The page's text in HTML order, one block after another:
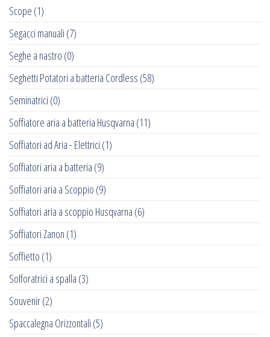
Scope (1)
Segacci manuali (7)
Seghe a nastro (0)
Seghetti Potatori a batteria Cordless (58)
Seminatrici (0)
Soffiatore aria a batteria Husqvarna (11)
Soffiatori ad Aria - Elettrici (1)
Soffiatori aria a batteria (9)
Soffiatori aria a Scoppio (9)
Soffiatori aria a scoppio Husqvarna (6)
Soffiatori Zanon (1)
Soffietto (1)
Solforatrici a spalla (3)
Souvenir(2)
Spaccalegna Orizzontali (5)